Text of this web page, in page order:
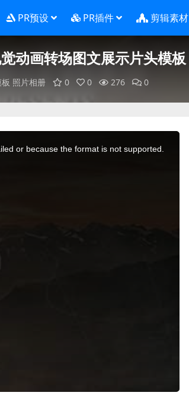
PR预设 PR插件 剪辑素材
动画转场图文展示片头模板
照片相册 0 0 276 0
or because the format is not supported.